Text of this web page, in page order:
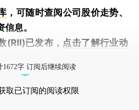
，可随时查阅公司股价走势、
息。
(RII)已发布， 点击了解行业动
1672字 订阅后继续阅读
取已订阅的阅读权限